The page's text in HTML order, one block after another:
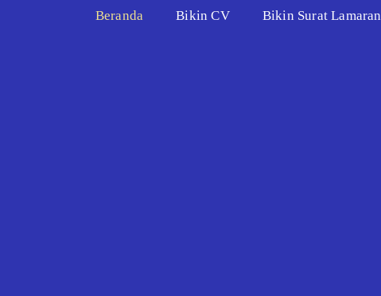
Beranda Bikin CV Bikin Surat Lamaran